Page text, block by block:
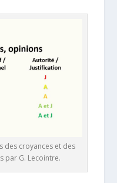
des croyances et des
par G. Lecointre.